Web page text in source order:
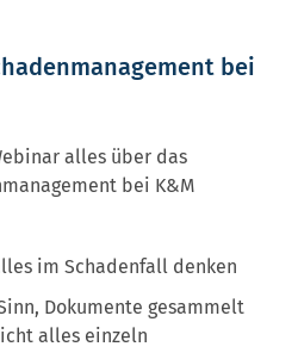
bei
alles über das
bei K&M
im Schadenfall denken
Dokumente gesammelt
alles einzeln